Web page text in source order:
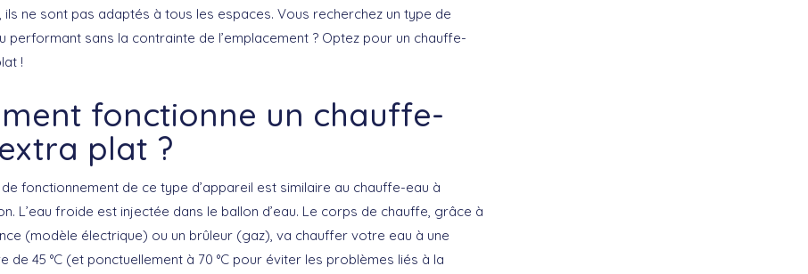
ils ne sont pas adaptés à tous les espaces. Vous recherchez un type de
performant sans la contrainte de l’emplacement ? Optez pour un chauffe-
!
fonctionne un chauffe-
plat ?
fonctionnement de ce type d’appareil est similaire au chauffe-eau à
L’eau froide est injectée dans le ballon d’eau. Le corps de chauffe, grâce à
(modèle électrique) ou un brûleur (gaz), va chauffer votre eau à une
de 45 °C (et ponctuellement à 70 °C pour éviter les problèmes liés à la